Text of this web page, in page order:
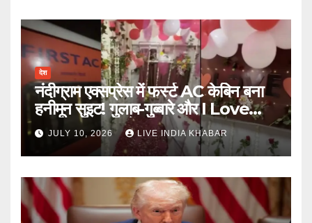
देश
नंदीग्राम एक्सप्रेस में फर्स्ट AC केबिन बना
हनीमून सुइट! गुलाब-गुब्बारे और I Love
You, TTE सस्पेंड
JULY 10, 2026 LIVE INDIA KHABAR